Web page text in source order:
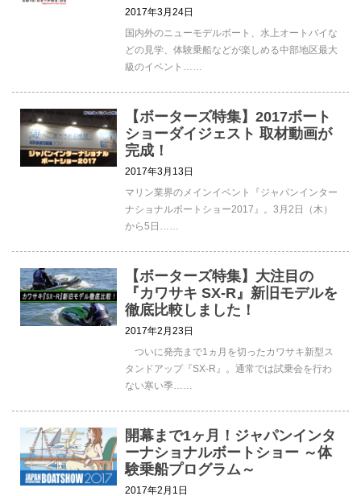
2017年3月24日
国内外のニューモデルボート、水上オートバイな
どの見学、体験乗船などが楽しめる中部地区最大
級のイベント……
【ボーターズ特集】2017ボート
ショーダイジェスト 取材動画が
完成！
2017年3月13日
マリン業界のメインイベント『ジャパンインター
ナショナルボートショー2017』。3月2日（木）
から5日……
【ボーターズ特集】大注目の
『カワサキ SX-R』新旧モデルを
徹底比較しました！
2017年2月23日
ついに発売まで1ヵ月を切ったカワサキ新型ス
タンドアップ『SX-R』。通常では試乗会を行わ
ない寒い季……
開幕まで1ヶ月！ジャパンインタ
ーナショナルボートショー ～体
験乗船プログラム～
2017年2月1日